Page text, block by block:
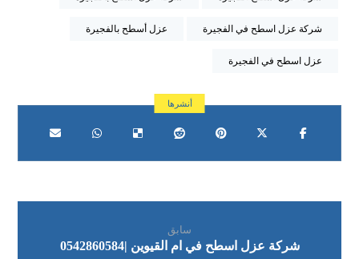
شركة عزل اسطح في الفجيرة عزل أسطح بالفجيرة
عزل اسطح في الفجيرة
سابق
شركة عزل اسطح في ام القيوين |0542860584